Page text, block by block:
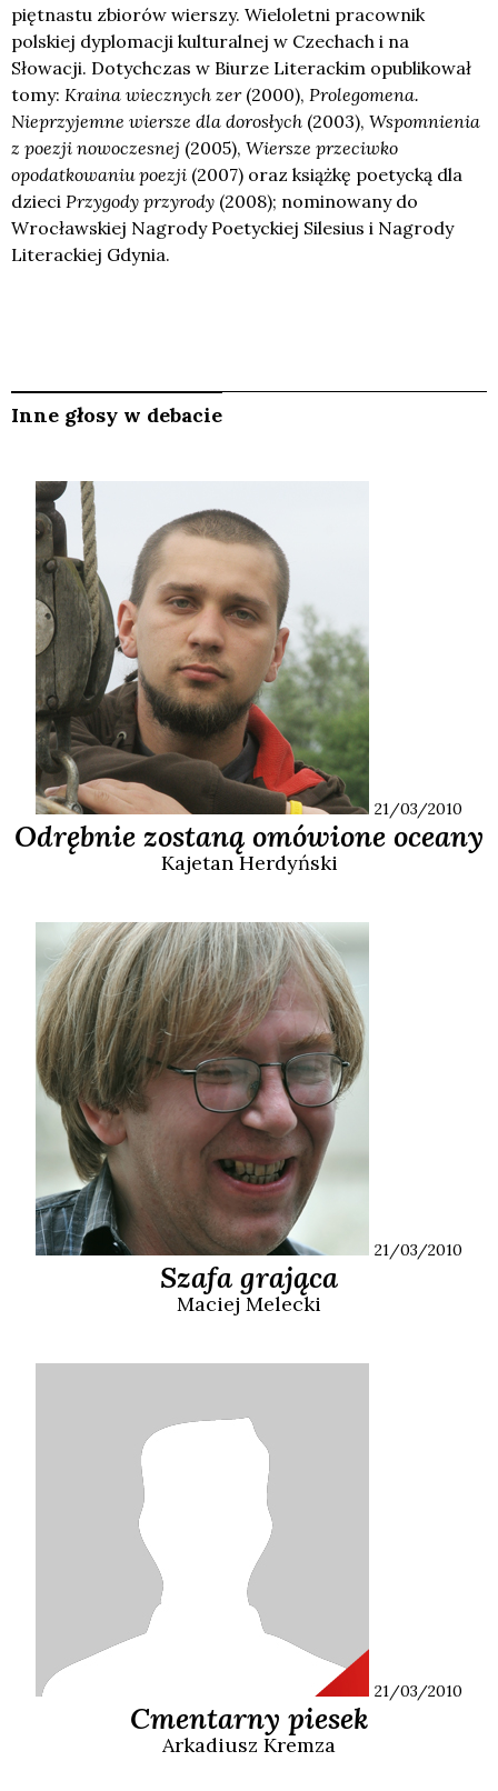
piętnastu zbiorów wierszy. Wieloletni pracownik
polskiej dyplomacji kulturalnej w Czechach i na
Słowacji. Dotychczas w Biurze Literackim opublikował
tomy: Kraina wiecznych zer(2000), Prolegomena.
Nieprzyjemne wiersze dla dorosłych (2003), Wspomnienia
z poezji nowoczesnej (2005), Wiersze przeciwko
opodatkowaniu poezji (2007) oraz książkę poetycką dla
dzieci Przygody przyrody (2008); nominowany do
Wrocławskiej Nagrody Poetyckiej Silesius i Nagrody
Literackiej Gdynia.
Inne głosy w debacie
21/03/2010
Odrębnie zostaną omówione oceany
KajetanHerdyński
21/03/2010
Szafa grająca
Maciej Melecki
21/03/2010
Cmentarny piesek
Arkadiusz Kremza